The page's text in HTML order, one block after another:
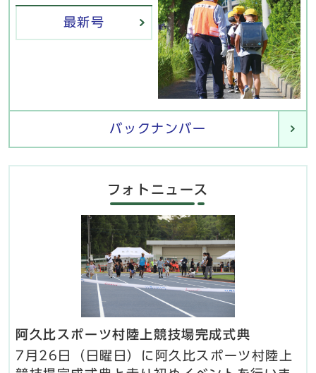
最新号
バックナンバー
フォトニュース
阿久比スポーツ村陸上競技場完成式典
7月26日（日曜日）に阿久比スポーツ村陸上